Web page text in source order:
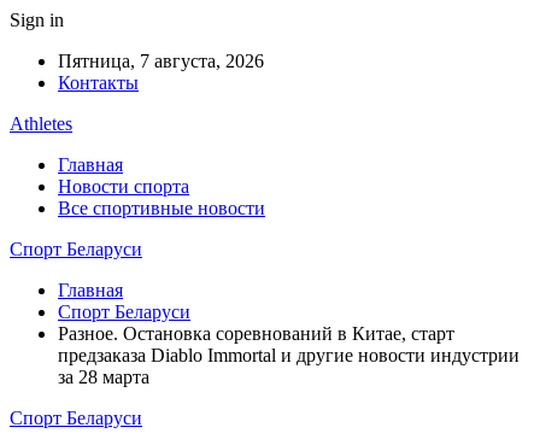
Sign in
Пятница, 7 августа, 2026
Контакты
Athletes
Главная
Новости спорта
Все спортивные новости
Спорт Беларуси
Главная
Спорт Беларуси
Разное. Остановка соревнований в Китае, старт
предзаказа Diablo Immortal и другие новости индустрии
за 28 марта
Спорт Беларуси